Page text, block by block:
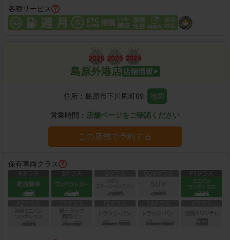
各種サービス
島原外港店
住所： 島原市下川尻町69 地図
営業時間： 店舗ページをご確認ください
この店舗で予約する
保有車両クラス